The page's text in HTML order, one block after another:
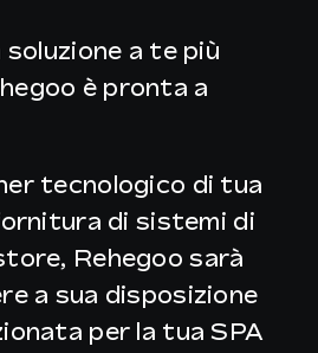
soluzione a te più
è pronta a
tecnologico di tua
di sistemi di
Rehegoo sarà
a sua disposizione
per la tua SPA